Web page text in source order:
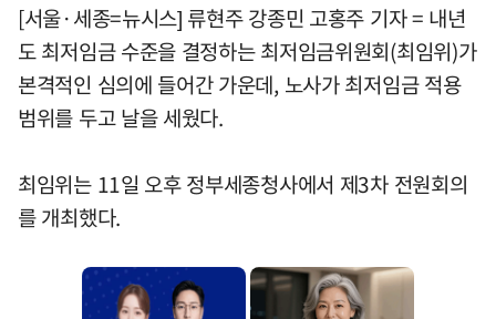
[서울·세종=뉴시스] 류현주 강종민 고홍주 기자 = 내년
도 최저임금 수준을 결정하는 최저임금위원회(최임위)가
본격적인 심의에 들어간 가운데, 노사가 최저임금 적용
범위를 두고 날을 세웠다.
최임위는 11일 오후 정부세종청사에서 제3차 전원회의
를 개최했다.